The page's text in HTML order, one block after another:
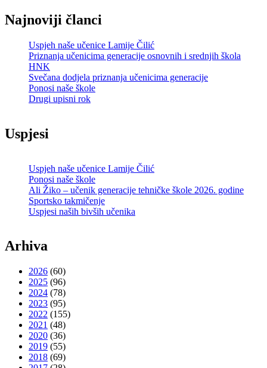
Najnoviji članci
Uspjeh naše učenice Lamije Čilić
Priznanja učenicima generacije osnovnih i srednjih škola
HNK
Svečana dodjela priznanja učenicima generacije
Ponosi naše škole
Drugi upisni rok
Uspjesi
Uspjeh naše učenice Lamije Čilić
Ponosi naše škole
Ali Žiko – učenik generacije tehničke škole 2026. godine
Sportsko takmičenje
Uspjesi naših bivših učenika
Arhiva
2026 (60)
2025 (96)
2024 (78)
2023 (95)
2022 (155)
2021 (48)
2020 (36)
2019 (55)
2018 (69)